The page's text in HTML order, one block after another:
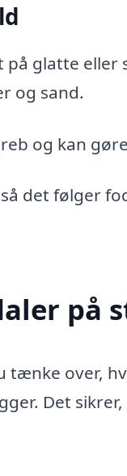
glatte eller
og sand.
og kan
det følger
på
tænke over,
Det